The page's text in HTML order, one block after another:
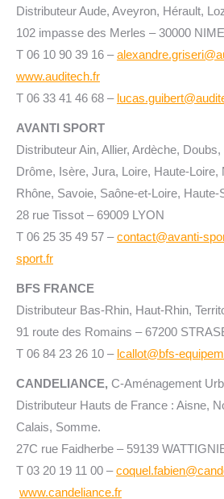
Distributeur Aude, Aveyron, Hérault,
102 impasse des Merles – 30000
T 06 10 90 39 16 –
www.auditech.fr
T 06 33 41 46 68 –
AVANTI SPORT
Distributeur Ain, Allier, Ardèche, Doubs,
Drôme, Isère, Jura, Loire, Haute-
Rhône, Savoie, Saône-et-Loire, Haute-
28 rue Tissot – 69009 LYON
T 06 25 35 49 57 –contact@avanti-
sport.fr
BFS FRANCE
Distributeur Bas-Rhin, Haut-Rhin,
91 route des Romains – 67200
T 06 84 23 26 10 – lcallot@bfs-
CANDELIANCE, C-Aménagement
Distributeur Hauts de France : Aisne,
Calais, Somme.
27C rue Faidherbe – 59139
T 03 20 19 11 00 –
www.candeliance.fr